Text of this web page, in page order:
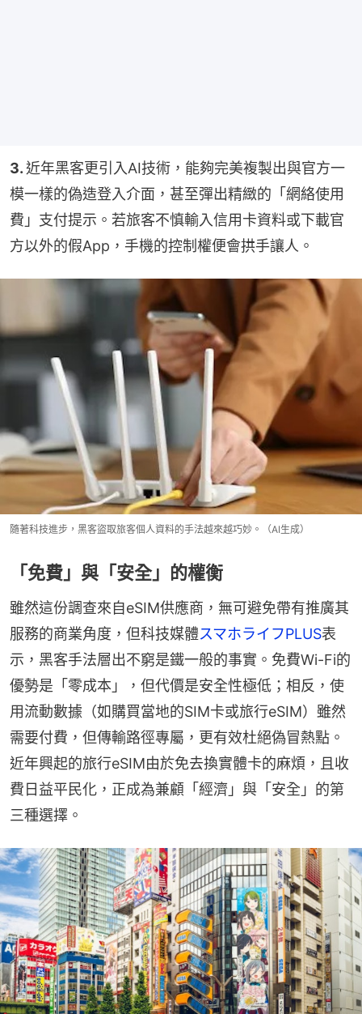
3. 近年黑客更引入AI技術，能夠完美複製出與官方一
模一樣的偽造登入介面，甚至彈出精緻的「網絡使用
費」支付提示。若旅客不慎輸入信用卡資料或下載官
方以外的假App，手機的控制權便會拱手讓人。
隨著科技進步，黑客盜取旅客個人資料的手法越來越巧妙。（AI生成）
「免費」與「安全」的權衡
雖然這份調查來自eSIM供應商，無可避免帶有推廣其
服務的商業角度，但科技媒體スマホライフPLUS表
示，黑客手法層出不窮是鐵一般的事實。免費Wi-Fi的
優勢是「零成本」，但代價是安全性極低；相反，使
用流動數據（如購買當地的SIM卡或旅行eSIM）雖然
需要付費，但傳輸路徑專屬，更有效杜絕偽冒熱點。
近年興起的旅行eSIM由於免去換實體卡的麻煩，且收
費日益平民化，正成為兼顧「經濟」與「安全」的第
三種選擇。